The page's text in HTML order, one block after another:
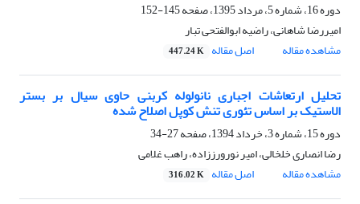
دوره 16، شماره 5، مرداد 1395، صفحه
145-152
امیررضا شاهانی، راضیه ابوالفتحی تبار
مشاهده مقاله
اصل مقاله 447.24 K
تحلیل ارتعاشات اجباری نانولوله کربنی حاوی سیال بر بستر
الاستیک بر اساس تئوری تنش کوپل اصلاح شده
دوره 15، شماره 3، خرداد 1394، صفحه
27-34
رضا انصاری خلخالی، امیر نورورززاده، راهب غلامی
مشاهده مقاله
اصل مقاله 316.02 K